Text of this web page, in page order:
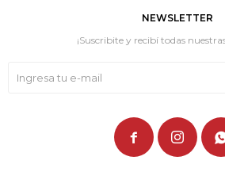
NEWSLETTER
¡Suscribite y recibí todas
 